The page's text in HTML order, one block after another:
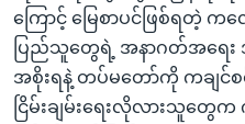
သို့
ကျော်
ရန်
ကြောင့် မြေစာပင်ဖြစ်ရတဲ့
ပြည်သူတွေရဲ့ အနာဂတ်အရေး အ
အစိုးရနဲ့ တပ်မတော်ကို ကချင်စ
ငြိမ်းချမ်းရေးလိုလားသူတွေ